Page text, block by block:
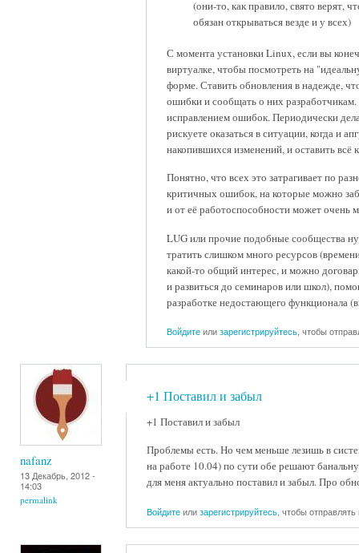
(они-то, как правило, свято верят,
обязан открываться везде и у всех)
С момента установки Linux, если вы
виртуалке, чтобы посмотреть на
форме. Ставить обновления в надежде,
ошибки и сообщать о них разработчикам.
исправлением ошибок. Периодически
рискуете оказаться в ситуации, когда и
накопившихся изменений, и оставить
Понятно, что всех это затрагивает по
критичных ошибок, на которые можно
и от её работоспособности может очень
LUG или прочие подобные сообщества
тратить слишком много ресурсов
какой-то общий интерес, и можно
и развиться до семинаров или школ),
разработке недостающего функционала
Войдитеилизарегистрируйтесь, чтобы
nafanz
13 Декабрь, 2012 -
14:03
permalink
+1 Поставил и забыл
+1 Поставил и забыл
Проблемы есть. Но чем меньше лезишь в
на работе 10.04) по сути обе решают
для меня актуально поставил и забыл. Про
Войдитеилизарегистрируйтесь, чтобы